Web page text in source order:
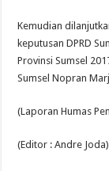
Kemudian
keputusan DPRD
Provinsi Sumsel
Sumsel Nopran
(Laporan Humas
(Editor : Andre Joda)